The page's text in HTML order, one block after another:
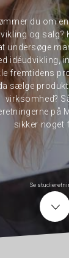
du om
og salg?
undersøge
idéudvikling,
fremtidens
sælge
virksomhed?
på
sikker noget
Se